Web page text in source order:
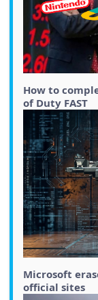
How to
of Duty FAST
Microsoft
official sites